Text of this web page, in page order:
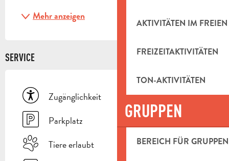
AKTIVITÄTEN IM FREIEN
FREIZEITAKTIVITÄTEN
TON-AKTIVITÄTEN
GRUPPEN
BEREICH FÜR GRUPPEN
Mehr anzeigen
SERVICE
Zugänglichkeit
Parkplatz
Tiere erlaubt